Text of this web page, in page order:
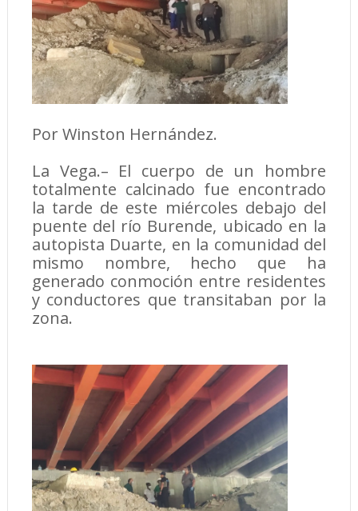
Por Winston Hernández.
La Vega.– El cuerpo de un hombre
totalmente calcinado fue encontrado
la tarde de este miércoles debajo del
puente del río Burende, ubicado en la
autopista Duarte, en la comunidad del
mismo nombre, hecho que ha
generado conmoción entre residentes
y conductores que transitaban por la
zona.